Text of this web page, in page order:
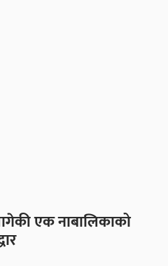
एक नाबालिकाको